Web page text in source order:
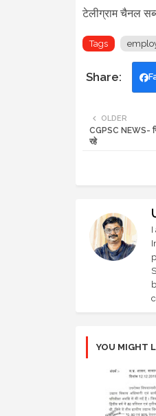
टेलीग्राम चैनल
Tags
OLDER
CGPSC NEWS-
रहे
I
YOU MIGHT